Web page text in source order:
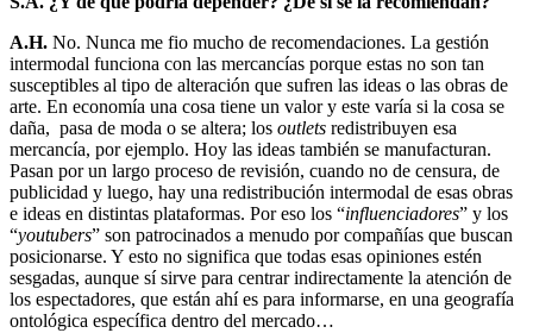
A.H. No. Nunca me fio mucho de recomendaciones. La gestión
intermodal funciona con las mercancías porque estas no son tan
susceptibles al tipo de alteración que sufren las ideas o las obras de
arte. En economía una cosa tiene un valor y este varía si la cosa se
daña, pasa de moda o se altera; los outlets redistribuyen esa
mercancía, por ejemplo. Hoy las ideas también se manufacturan.
Pasan por un largo proceso de revisión, cuando no de censura, de
publicidad y luego, hay una redistribución intermodal de esas obras
e ideas en distintas plataformas. Por eso los “influenciadores” y los
“youtubers” son patrocinados a menudo por compañías que buscan
posicionarse. Y esto no significa que todas esas opiniones estén
sesgadas, aunque sí sirve para centrar indirectamente la atención de
los espectadores, que están ahí es para informarse, en una geografía
ontológica específica dentro del mercado…